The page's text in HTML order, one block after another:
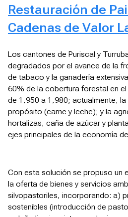
Restauración de
Cadenas de Valor
Los cantones de Puriscal y
degradados por el avance de la
de tabaco y la ganadería
60% de la cobertura forestal en
de 1,950 a 1,980; actualmente,
propósito (carne y leche); y la
hortalizas, caña de azúcar y
ejes principales de la economía
Con esta solución se propuso un
la oferta de bienes y servicios
silvopastoriles, incorporando: a)
sostenibles (introducción de